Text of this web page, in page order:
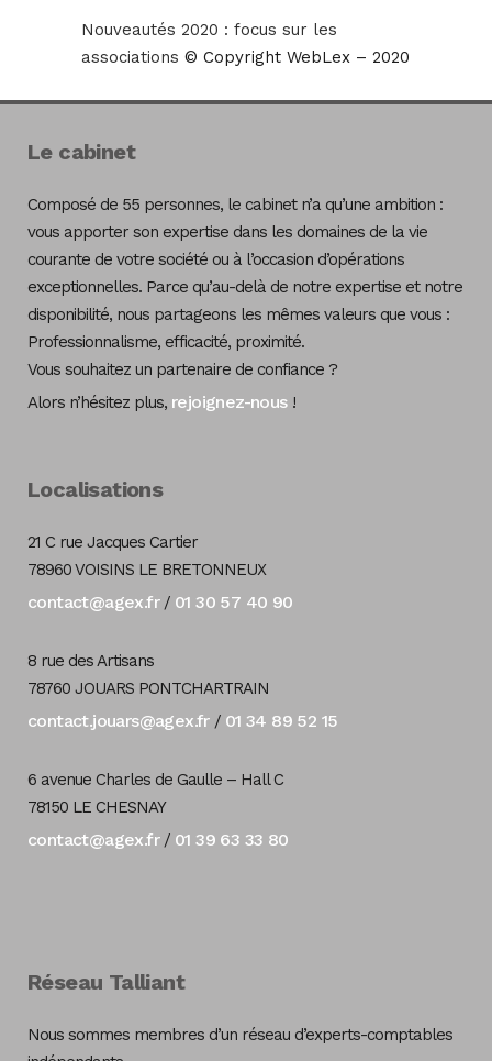
Nouveautés 2020 : focus sur les
associations © Copyright WebLex – 2020
Le cabinet
Composé de 55 personnes, le cabinet n’a qu’une ambition :
vous apporter son expertise dans les domaines de la vie
courante de votre société ou à l’occasion d’opérations
exceptionnelles. Parce qu’au-delà de notre expertise et notre
disponibilité, nous partageons les mêmes valeurs que vous :
Professionnalisme, efficacité, proximité.
Vous souhaitez un partenaire de confiance ?
Alors n’hésitez plus, rejoignez-nous!
Localisations
21 C rue Jacques Cartier
78960 VOISINS LE BRETONNEUX
contact@agex.fr/ 01 30 57 40 90
8 rue des Artisans
78760 JOUARS PONTCHARTRAIN
contact.jouars@agex.fr/ 01 34 89 52 15
6 avenue Charles de Gaulle – Hall C
78150 LE CHESNAY
contact@agex.fr/ 01 39 63 33 80
Réseau Talliant
Nous sommes membres d’un réseau d’experts-comptables